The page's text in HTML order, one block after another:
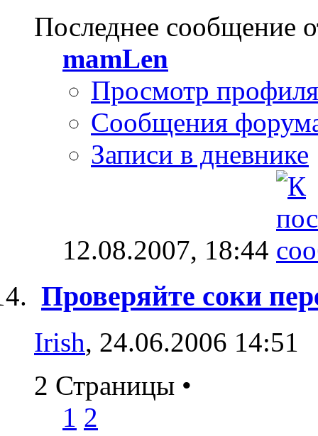
Последнее сообщение
mamLen
Просмотр профиля
Сообщения
Записи в дневнике
12.08.2007, 18:44
Проверяйте соки
Irish, 24.06.2006 14:51
2 Страницы •
1 2